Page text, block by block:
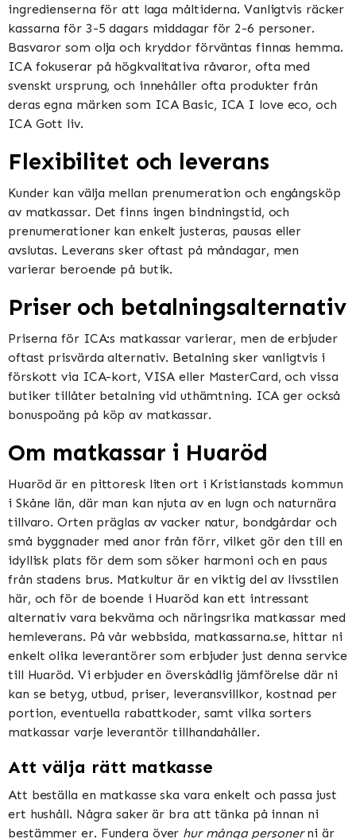
ingredienserna för att laga måltiderna. Vanligtvis räcker
kassarna för 3-5 dagars middagar för 2-6 personer.
Basvaror som olja och kryddor förväntas finnas hemma​​.
ICA fokuserar på högkvalitativa råvaror, ofta med
svenskt ursprung, och innehåller ofta produkter från
deras egna märken som ICA Basic, ICA I love eco, och
ICA Gott liv​​.
Flexibilitet och leverans
Kunder kan välja mellan prenumeration och engångsköp
av matkassar. Det finns ingen bindningstid, och
prenumerationer kan enkelt justeras, pausas eller
avslutas. Leverans sker oftast på måndagar, men
varierar beroende på butik​​​​.
Priser och betalningsalternativ
Priserna för ICA:s matkassar varierar, men de erbjuder
oftast prisvärda alternativ. Betalning sker vanligtvis i
förskott via ICA-kort, VISA eller MasterCard, och vissa
butiker tillåter betalning vid uthämtning. ICA ger också
bonuspoäng på köp av matkassar​​.
Om matkassar i Huaröd
Huaröd är en pittoresk liten ort i Kristianstads kommun
i Skåne län, där man kan njuta av en lugn och naturnära
tillvaro. Orten präglas av vacker natur, bondgårdar och
små byggnader med anor från förr, vilket gör den till en
idyllisk plats för dem som söker harmoni och en paus
från stadens brus. Matkultur är en viktig del av livsstilen
här, och för de boende i Huaröd kan ett intressant
alternativ vara bekväma och näringsrika matkassar med
hemleverans. På vår webbsida, matkassarna.se, hittar ni
enkelt olika leverantörer som erbjuder just denna service
till Huaröd. Vi erbjuder en överskådlig jämförelse där ni
kan se betyg, utbud, priser, leveransvillkor, kostnad per
portion, eventuella rabattkoder, samt vilka sorters
matkassar varje leverantör tillhandahåller.
Att välja rätt matkasse
Att beställa en matkasse ska vara enkelt och passa just
ert hushåll. Några saker är bra att tänka på innan ni
bestämmer er. Fundera över hur många personerni är